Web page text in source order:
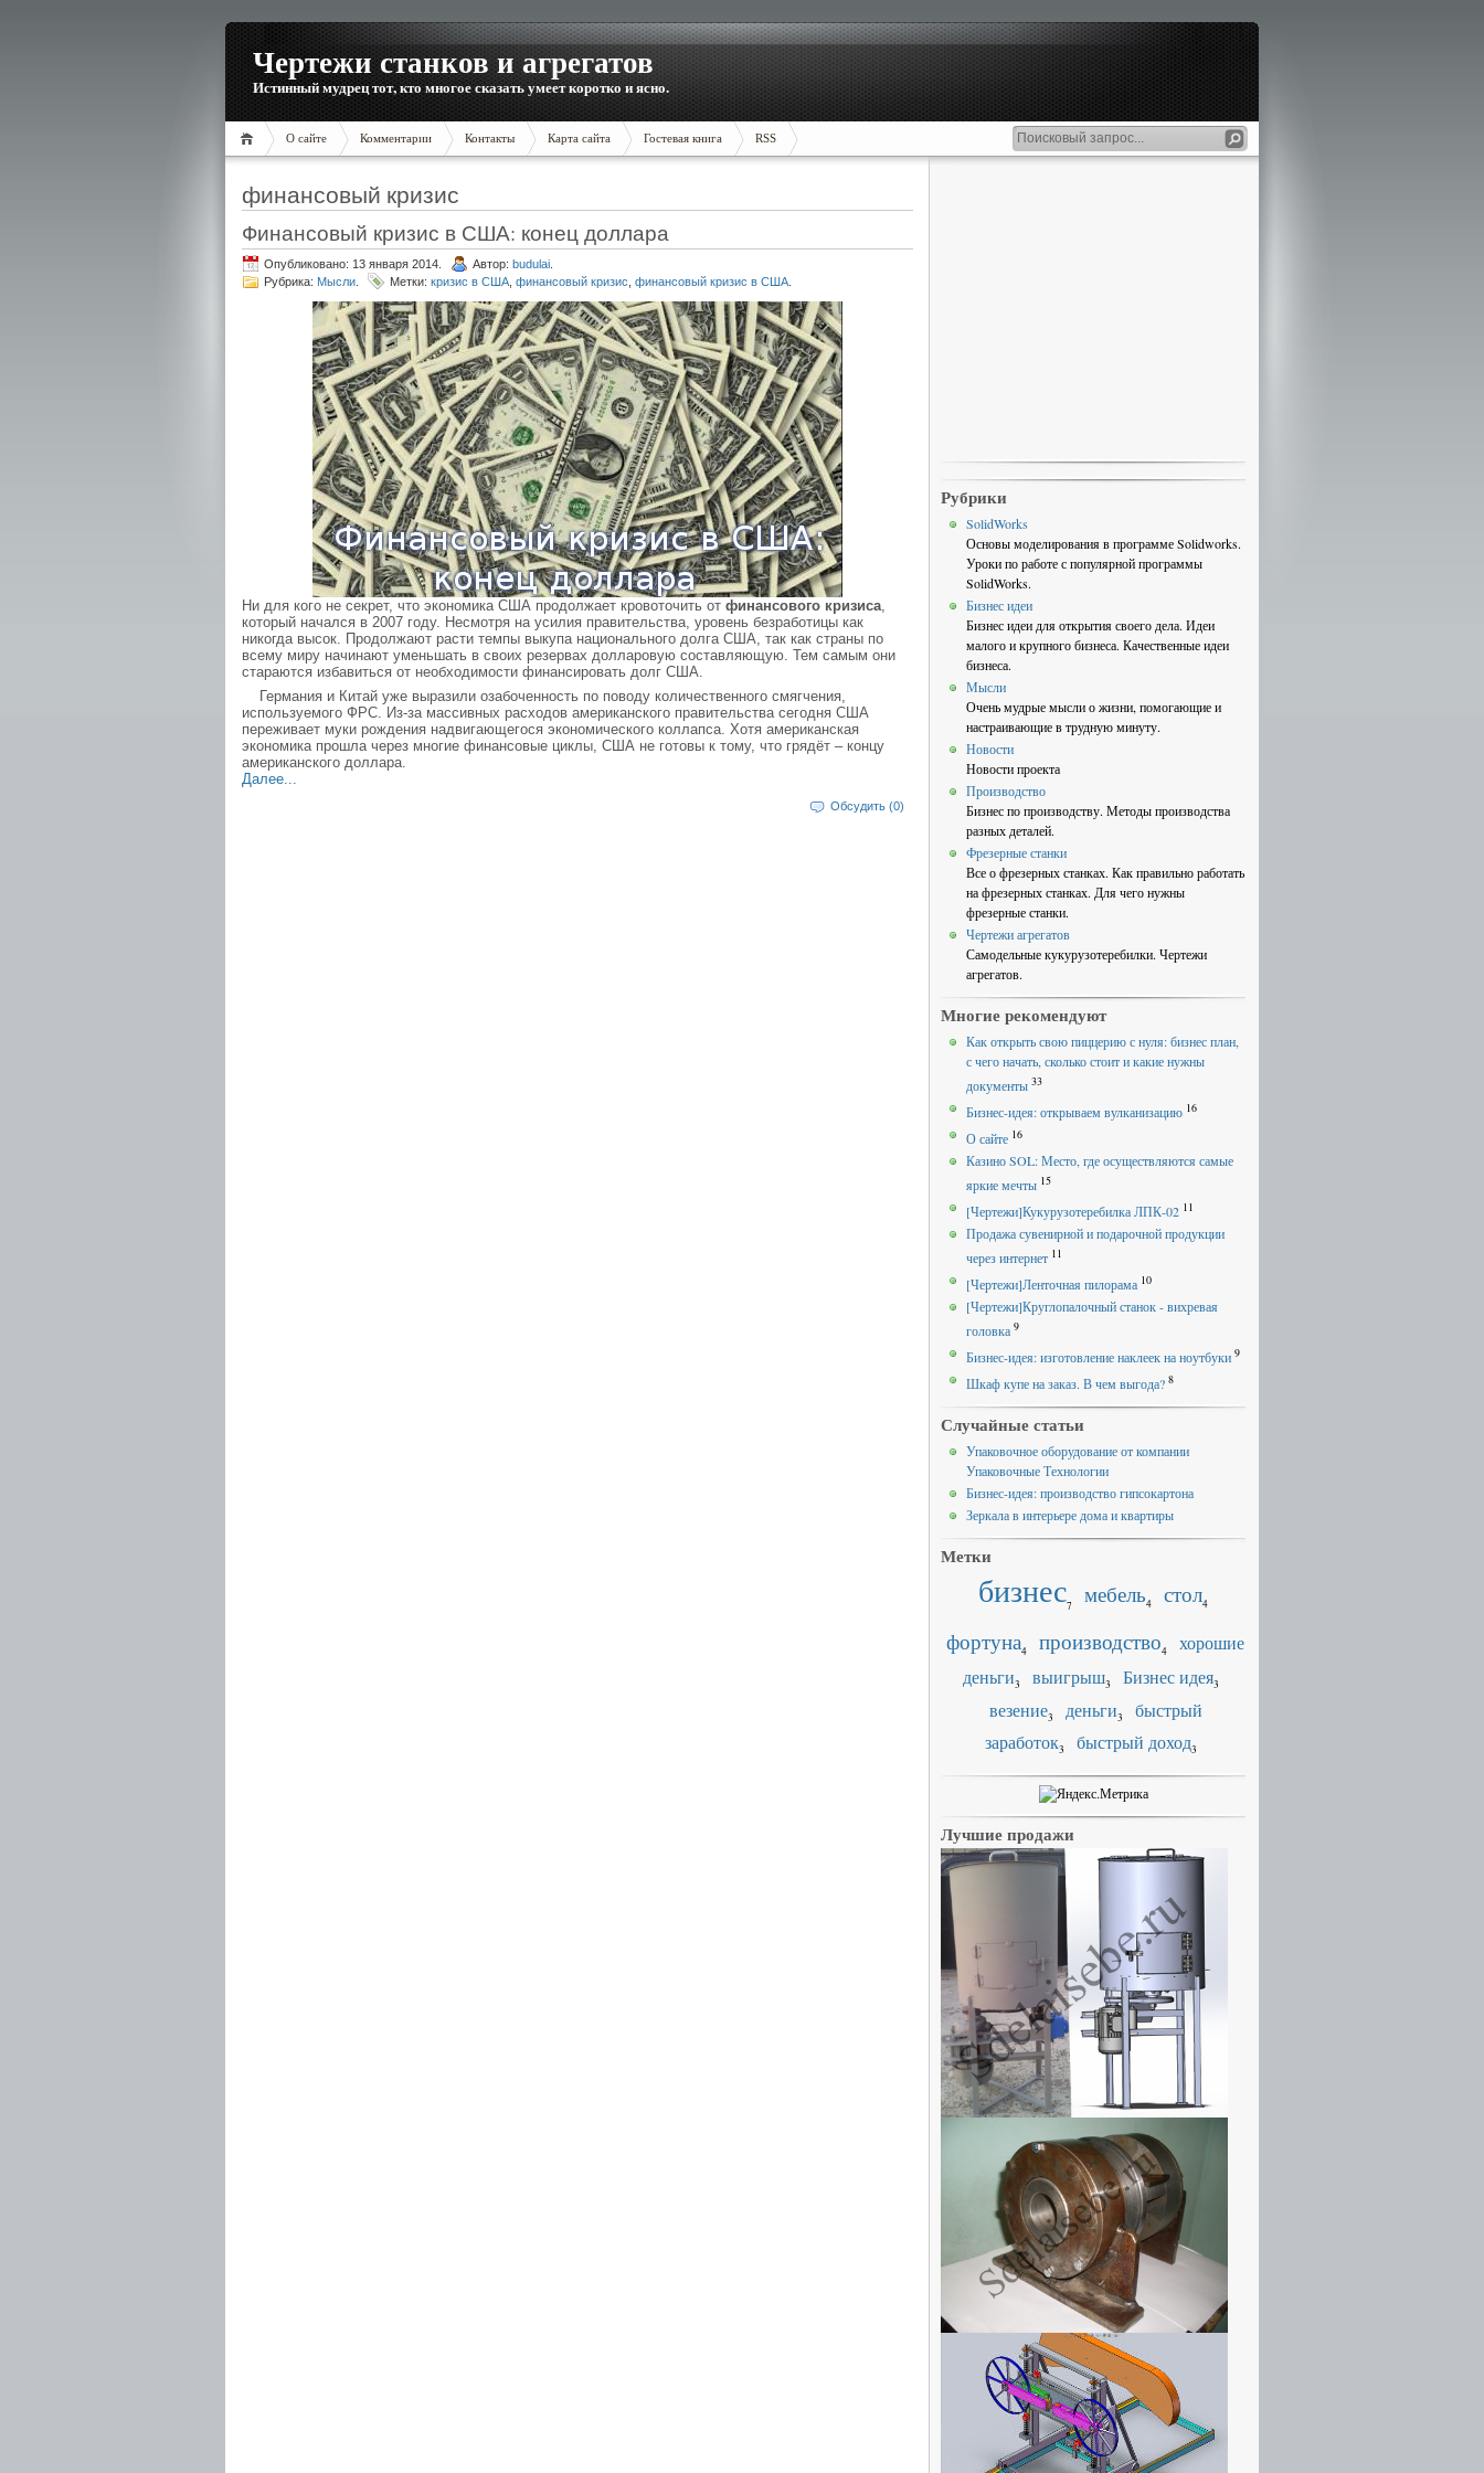
Чертежи станков и агрегатов
Истинный мудрец тот, кто многое сказать умеет коротко и ясно.
О сайте Комментарии Контакты Карта сайта Гостевая книга RSS
финансовый кризис
Финансовый кризис в США: конец доллара
Опубликовано: 13 января 2014. Автор: budulai
Рубрика: Мысли Метки: кризис в США финансовый кризис финансовый кризис в США
Ни для кого не секрет, что экономика США продолжает кровоточить от финансового кризиса,
который начался в 2007 году. Несмотря на усилия правительства, уровень безработицы как
никогда высок. Продолжают расти темпы выкупа национального долга США, так как страны по
всему миру начинают уменьшать в своих резервах долларовую составляющую. Тем самым они
стараются избавиться от необходимости финансировать долг США.
Германия и Китай уже выразили озабоченность по поводу количественного смягчения,
используемого ФРС. Из-за массивных расходов американского правительства сегодня США
переживает муки рождения надвигающегося экономического коллапса. Хотя американская
экономика прошла через многие финансовые циклы, США не готовы к тому, что грядёт – концу
американского доллара.
Далее...
Обсудить (0)
Рубрики
SolidWorks
Основы моделирования в программе Solidworks.
Уроки по работе с популярной программы
SolidWorks.
Бизнес идеи
Бизнес идеи для открытия своего дела. Идеи
малого и крупного бизнеса. Качественные идеи
бизнеса.
Мысли
Очень мудрые мысли о жизни, помогающие и
настраивающие в трудную минуту.
Новости
Новости проекта
Производство
Бизнес по производству. Методы производства
разных деталей.
Фрезерные станки
Все о фрезерных станках. Как правильно работать
на фрезерных станках. Для чего нужны
фрезерные станки.
Чертежи агрегатов
Самодельные кукурузотеребилки. Чертежи
агрегатов.
Многие рекомендуют
Как открыть свою пиццерию с нуля: бизнес план,
с чего начать, сколько стоит и какие нужны
документы 33
Бизнес-идея: открываем вулканизацию 16
О сайте 16
Казино SOL: Место, где осуществляются самые
яркие мечты 15
[Чертежи]Кукурузотеребилка ЛПК-02 11
Продажа сувенирной и подарочной продукции
через интернет 11
[Чертежи]Ленточная пилорама 10
[Чертежи]Круглопалочный станок - вихревая
головка 9
Бизнес-идея: изготовление наклеек на ноутбуки 9
Шкаф купе на заказ. В чем выгода? 8
Случайные статьи
Упаковочное оборудование от компании
Упаковочные Технологии
Бизнес-идея: производство гипсокартона
Зеркала в интерьере дома и квартиры
Метки
бизнес7 мебель4 стол4
фортуна4 производство4
хорошие
деньги3 выигрыш3 Бизнес идея3
везение3 деньги3
быстрый
заработок3 быстрый доход3
Лучшие продажи